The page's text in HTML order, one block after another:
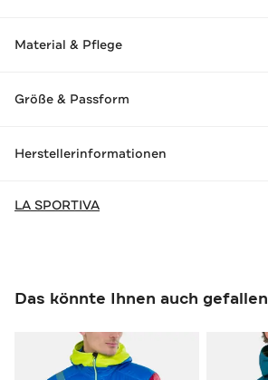
Material & Pflege
Größe & Passform
Herstellerinformationen
LA SPORTIVA
Das könnte Ihnen auch gefallen